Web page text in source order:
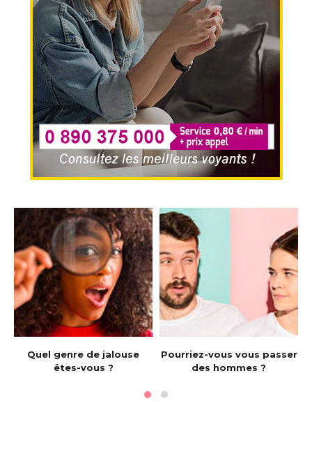
Quel genre de jalouse
êtes-vous ?
Pourriez-vous vous passer
des hommes ?